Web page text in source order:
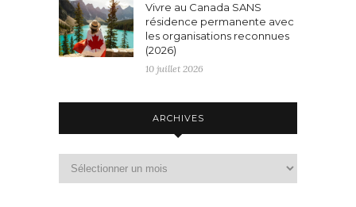
Vivre au Canada SANS
résidence permanente avec
les organisations reconnues
(2026)
10 juillet 2026
ARCHIVES